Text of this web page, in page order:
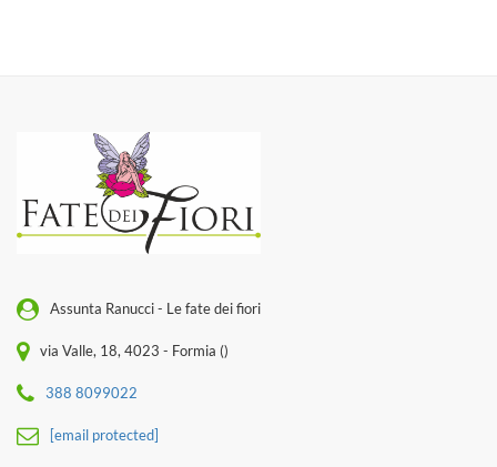
Assunta Ranucci - Le fate dei fiori
via Valle, 18, 4023 - Formia ()
388 8099022
[email protected]